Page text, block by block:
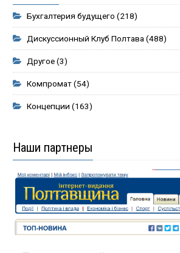
Бухгалтерия будущего (218)
Дискуссионный Клуб Полтава (488)
Другое(3)
Компромат(54)
Концепции (163)
Наши партнеры